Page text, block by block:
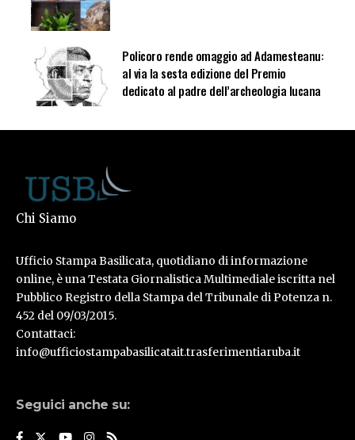
Policoro rende omaggio ad Adamesteanu:
al via la sesta edizione del Premio
dedicato al padre dell’archeologia lucana
Chi Siamo
Ufficio Stampa Basilicata, quotidiano di informazione
online, è una Testata Giornalistica Multimediale iscritta nel
Pubblico Registro della Stampa del Tribunale di Potenza n.
452 del 09/03/2015.
Contattaci:
info@ufficiostampabasilicatait.trasferimentiaruba.it
Seguici anche su: